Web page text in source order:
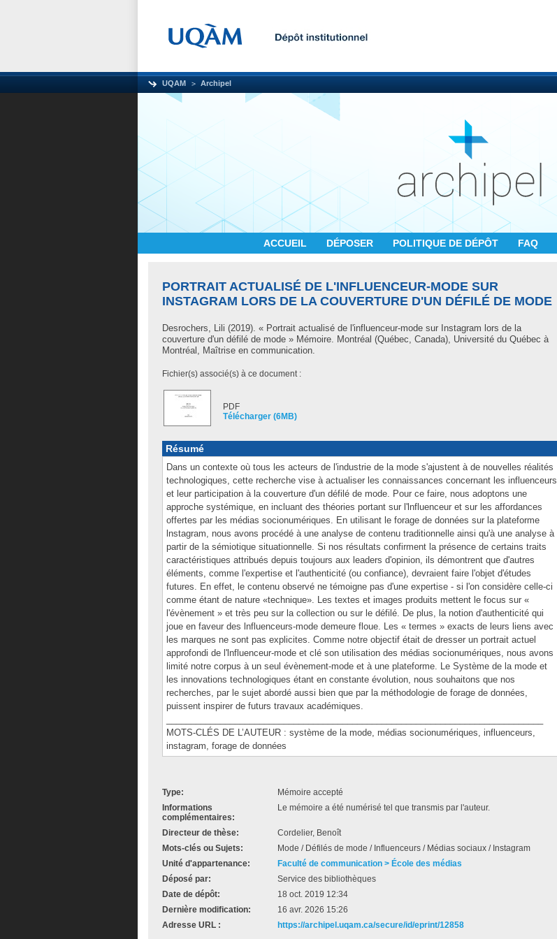
UQAM Archipel
ACCUEIL DÉPOSER POLITIQUE DE DÉPÔT FAQ
PORTRAIT ACTUALISÉ DE L'INFLUENCEUR-MODE SUR
INSTAGRAM LORS DE LA COUVERTURE D'UN DÉFILÉ DE MODE
Desrochers, Lili (2019). « Portrait actualisé de l'influenceur-mode sur Instagram lors de la
couverture d'un défilé de mode » Mémoire. Montréal (Québec, Canada), Université du Québec à
Montréal, Maîtrise en communication.
Fichier(s) associé(s) à ce document :
PDF
Télécharger (6MB)
Résumé
Dans un contexte où tous les acteurs de l'industrie de la mode s'ajustent à de nouvelles réalités
technologiques, cette recherche vise à actualiser les connaissances concernant les influenceurs
et leur participation à la couverture d'un défilé de mode. Pour ce faire, nous adoptons une
approche systémique, en incluant des théories portant sur l'lnfluenceur et sur les affordances
offertes par les médias socionumériques. En utilisant le forage de données sur la plateforme
lnstagram, nous avons procédé à une analyse de contenu traditionnelle ainsi qu'à une analyse à
partir de la sémiotique situationnelle. Si nos résultats confirment la présence de certains traits
caractéristiques attribués depuis toujours aux leaders d'opinion, ils démontrent que d'autres
éléments, comme l'expertise et l'authenticité (ou confiance), devraient faire l'objet d'études
futures. En effet, le contenu observé ne témoigne pas d'une expertise - si l'on considère celle-ci
comme étant de nature «technique». Les textes et images produits mettent le focus sur «
l'évènement » et très peu sur la collection ou sur le défilé. De plus, la notion d'authenticité qui
joue en faveur des lnfluenceurs-mode demeure floue. Les « termes » exacts de leurs liens avec
les marques ne sont pas explicites. Comme notre objectif était de dresser un portrait actuel
approfondi de l'lnfluenceur-mode et clé son utilisation des médias socionumériques, nous avons
limité notre corpus à un seul évènement-mode et à une plateforme. Le Système de la mode et
les innovations technologiques étant en constante évolution, nous souhaitons que nos
recherches, par le sujet abordé aussi bien que par la méthodologie de forage de données,
puissent inspirer de futurs travaux académiques.
MOTS-CLÉS DE L’AUTEUR : système de la mode, médias socionumériques, influenceurs,
instagram, forage de données
Type:
Mémoire accepté
Informations
complémentaires:
Le mémoire a été numérisé tel que transmis par l'auteur.
Directeur de thèse:
Cordelier, Benoît
Mots-clés ou Sujets:
Mode / Défilés de mode / Influenceurs / Médias sociaux / Instagram
Unité d'appartenance:
Faculté de communication > École des médias
Déposé par:
Service des bibliothèques
Date de dépôt:
18 oct. 2019 12:34
Dernière modification:
16 avr. 2026 15:26
Adresse URL :
https://archipel.uqam.ca/secure/id/eprint/12858